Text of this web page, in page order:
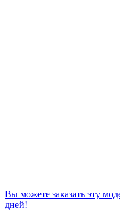
Вы можете заказать эту
дней!